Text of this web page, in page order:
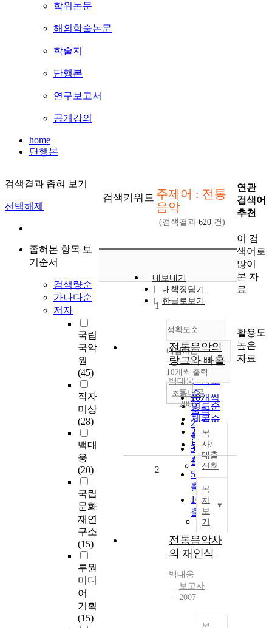
학위논문
해외학술논문
학술지
단행본
연구보고서
공개강의
home
단행본
검색결과 좁혀 보기
선택해제
좁혀본 항목 보
기순서
검색량순
가나다순
저자
국립
국악
원
(45)
작자
미상
(28)
백대
웅
(20)
국립
문화
재연
구소
(15)
투원
미디
어
기획
(15)
검색키워드 주제어 : 전통
음악
(검색결과 620 건)
내보내기
내책장담기
한글로보기
정확도순
정확도
순
인기도
순
연도순
제목순
저자순
발행기
관순
내림차순
내림차순
10개씩 출력
10개씩
출력
20개씩
출력
30개씩
출력
50개씩
출력
100개씩
출력
조회
1
전통음악의
랑그와 빠홀
백대웅
통나무
2003
복
사/
대출
신청
목
차
보
기
2
전통음악사
의 재인식
백대웅
보고사
2007
연관
검색어
추천
이 검
색어로
많이
본 자
료
활용도
높은
자료